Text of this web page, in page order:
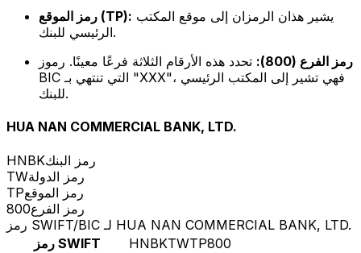
رمز الموقع (TP):
الرئيسي للبنك.
رمز الفرع (800):
تحدد هذه الأرقام الثلاثة فرعًا معينًا. رموز
BIC التي تنتهي بـ "XXX"، فهي تشير إلى المكتب الرئيسي
للبنك.
HUA NAN COMMERCIAL BANK, LTD.
HNBKرمز البنك
TWرمز الدولة
TPرمز الموقع
800رمز الفرع
رمز SWIFT/BIC لـ HUA NAN COMMERCIAL BANK, LTD.
رمز SWIFT
HNBKTWTP800